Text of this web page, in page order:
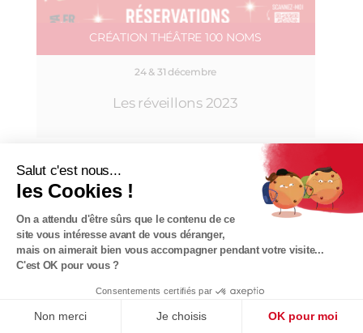
CRÉATION THÉÂTRE 100 NOMS
24 & 31 décembre
Les réveillons 2023
JANVIER 2024
COMPLET
Salut c'est nous...
les Cookies !
On a attendu d'être sûrs que le contenu de ce
site vous intéresse avant de vous déranger,
mais on aimerait bien vous accompagner pendant votre visite...
C'est OK pour vous ?
Consentements certifiés par
Non merci Je choisis OK pour moi